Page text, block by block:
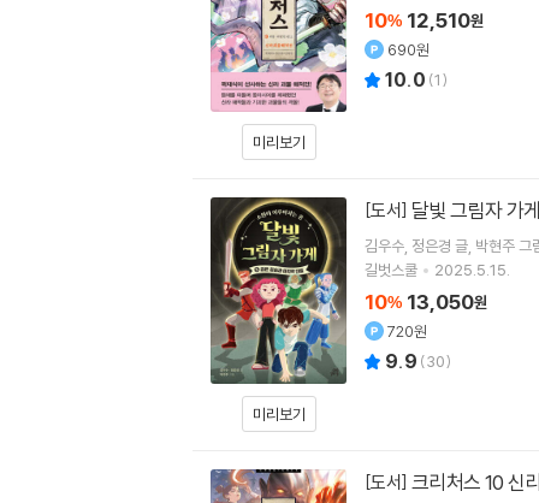
미리보기
10% 12,510원
690원
10.0 (1)
미리보기
[도서] 달빛 그림자 가
김우수 정은경 글 박현주그
길벗스쿨
2025.5.15.
10% 13,050원
720원
9.9 (30)
[도서] 크리처스 10 신